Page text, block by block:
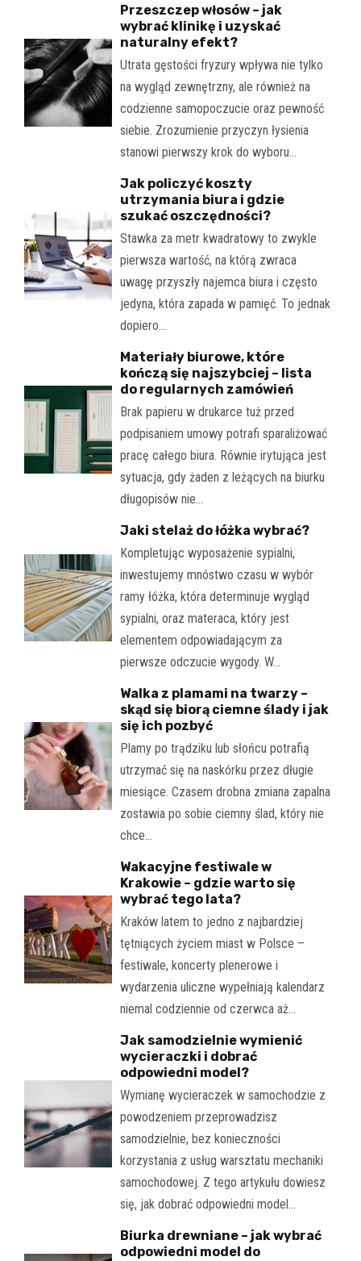
Przeszczep włosów – jak
wybrać klinikę i uzyskać
naturalny efekt?
Utrata gęstości fryzury wpływa nie tylko
na wygląd zewnętrzny, ale również na
codzienne samopoczucie oraz pewność
siebie. Zrozumienie przyczyn łysienia
stanowi pierwszy krok do wyboru…
Jak policzyć koszty
utrzymania biura i gdzie
szukać oszczędności?
Stawka za metr kwadratowy to zwykle
pierwsza wartość, na którą zwraca
uwagę przyszły najemca biura i często
jedyna, która zapada w pamięć. To jednak
dopiero…
Materiały biurowe, które
kończą się najszybciej – lista
do regularnych zamówień
Brak papieru w drukarce tuż przed
podpisaniem umowy potrafi sparaliżować
pracę całego biura. Równie irytująca jest
sytuacja, gdy żaden z leżących na biurku
długopisów nie…
Jaki stelaż do łóżka wybrać?
Kompletując wyposażenie sypialni,
inwestujemy mnóstwo czasu w wybór
ramy łóżka, która determinuje wygląd
sypialni, oraz materaca, który jest
elementem odpowiadającym za
pierwsze odczucie wygody. W…
Walka z plamami na twarzy –
skąd się biorą ciemne ślady i jak
się ich pozbyć
Plamy po trądziku lub słońcu potrafią
utrzymać się na naskórku przez długie
miesiące. Czasem drobna zmiana zapalna
zostawia po sobie ciemny ślad, który nie
chce…
Wakacyjne festiwale w
Krakowie – gdzie warto się
wybrać tego lata?
Kraków latem to jedno z najbardziej
tętniących życiem miast w Polsce –
festiwale, koncerty plenerowe i
wydarzenia uliczne wypełniają kalendarz
niemal codziennie od czerwca aż…
Jak samodzielnie wymienić
wycieraczki i dobrać
odpowiedni model?
Wymianę wycieraczek w samochodzie z
powodzeniem przeprowadzisz
samodzielnie, bez konieczności
korzystania z usług warsztatu mechaniki
samochodowej. Z tego artykułu dowiesz
się, jak dobrać odpowiedni model…
Biurka drewniane – jak wybrać
odpowiedni model do